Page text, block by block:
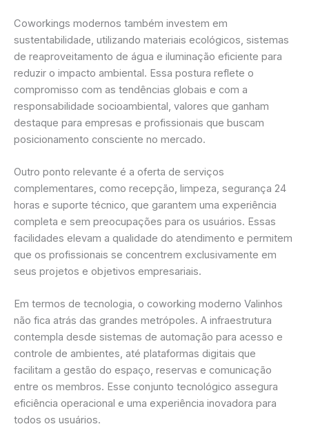
Coworkings modernos também investem em
sustentabilidade, utilizando materiais ecológicos, sistemas
de reaproveitamento de água e iluminação eficiente para
reduzir o impacto ambiental. Essa postura reflete o
compromisso com as tendências globais e com a
responsabilidade socioambiental, valores que ganham
destaque para empresas e profissionais que buscam
posicionamento consciente no mercado.
Outro ponto relevante é a oferta de serviços
complementares, como recepção, limpeza, segurança 24
horas e suporte técnico, que garantem uma experiência
completa e sem preocupações para os usuários. Essas
facilidades elevam a qualidade do atendimento e permitem
que os profissionais se concentrem exclusivamente em
seus projetos e objetivos empresariais.
Em termos de tecnologia, o coworking moderno Valinhos
não fica atrás das grandes metrópoles. A infraestrutura
contempla desde sistemas de automação para acesso e
controle de ambientes, até plataformas digitais que
facilitam a gestão do espaço, reservas e comunicação
entre os membros. Esse conjunto tecnológico assegura
eficiência operacional e uma experiência inovadora para
todos os usuários.